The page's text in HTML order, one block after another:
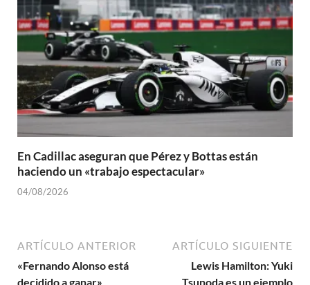
En Cadillac aseguran que Pérez y Bottas están
haciendo un «trabajo espectacular»
04/08/2026
ARTÍCULO ANTERIOR
«Fernando Alonso está
decidido a ganar»
ARTÍCULO SIGUIENTE
Lewis Hamilton: Yuki
Tsunoda es un ejemplo